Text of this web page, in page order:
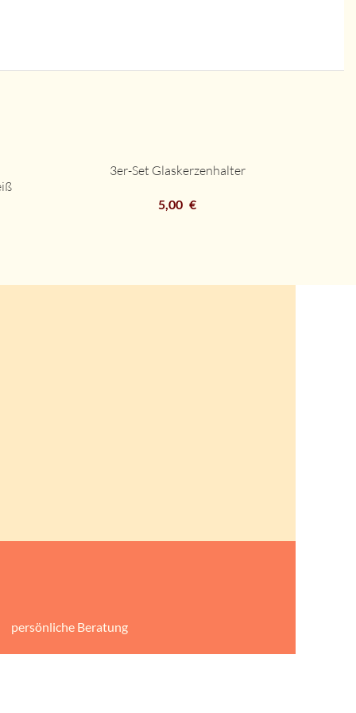
3er-Set Glaskerzenhalter
5,00 €
persönliche Beratung